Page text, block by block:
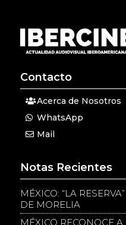
Contacto
Acerca de Nosotros
WhatsApp
Mail
Notas Recientes
MÉXICO: “LA
DE MORELIA
MÉXICO RECONOCE A